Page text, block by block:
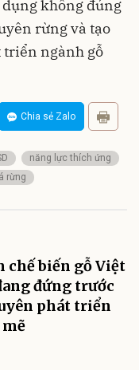
không đúng
rừng và tạo
triển ngành gỗ
Chia sẻ Zalo
năng lực thích ứng
rừng
chế biến gỗ Việt
đứng trước
phát triển